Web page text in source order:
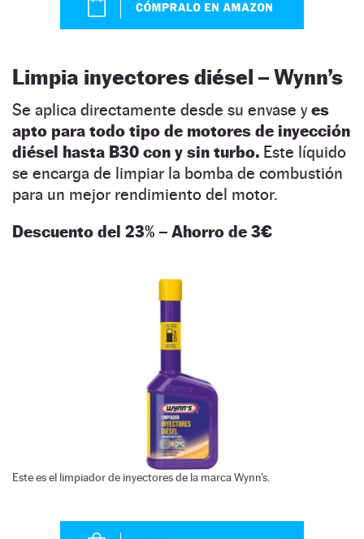
Limpia inyectores diésel – Wynn’s
Se aplica directamente desde su envase yes
apto para todo tipo de motores de inyección
diésel hasta B30 con y sin turbo. Este líquido
se encarga de limpiar la bomba de combustión
para un mejor rendimiento del motor.
Descuento del 23% – Ahorro de 3€
Este es el limpiador de inyectores de la marca Wynn’s.